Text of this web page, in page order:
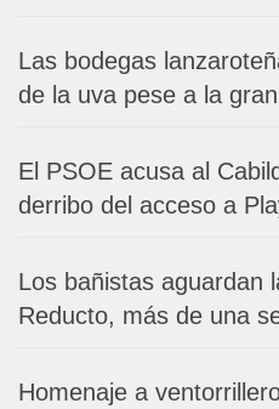
Las bodegas
de la uva pese a la
El PSOE acusa al
derribo del acceso a
Los bañistas aguardan
Reducto, más de una
Homenaje a